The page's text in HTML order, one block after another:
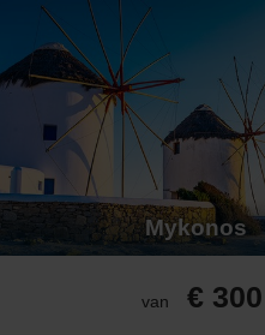
stad Akrotiri. Verse
geniet van het uitzicht op zee.
in traditionele tavernes.
terwijl je de omgeving
Mykonos
van € 300